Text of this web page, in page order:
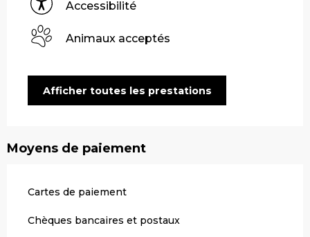
Accessibilité
Animaux acceptés
Afficher toutes les prestations
Moyens de paiement
Cartes de paiement
Chèques bancaires et postaux